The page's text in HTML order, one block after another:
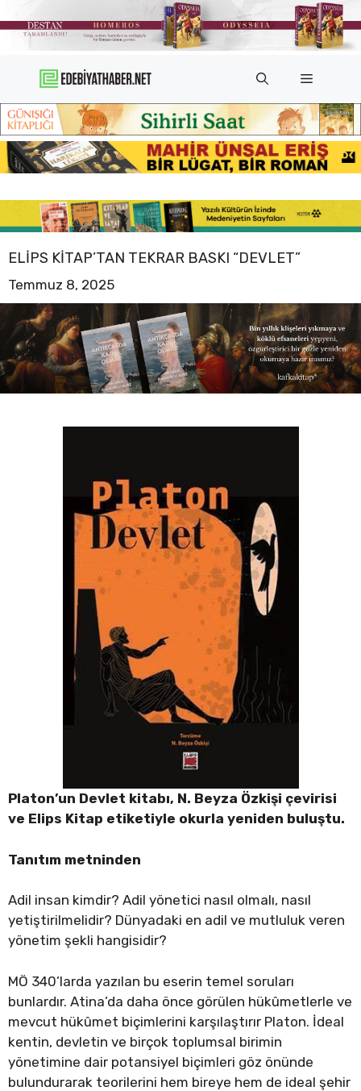
atla
Menü
ELIPS KITAP’TAN TEKRAR BASKI “DEVLET”
Temmuz 8, 2025
Platon’un Devlet kitabı, N. Beyza Özkişi çevirisi
ve Elips Kitap etiketiyle okurla yeniden buluştu.
Tanıtım metninden
Adil insan kimdir? Adil yönetici nasıl olmalı, nasıl
yetiştirilmelidir? Dünyadaki en adil ve mutluluk veren
yönetim şekli hangisidir?
MÖ 340’larda yazılan bu eserin temel soruları
bunlardır. Atina’da daha önce görülen hükûmetlerle ve
mevcut hükûmet biçimlerini karşılaştırır Platon. İdeal
kentin, devletin ve birçok toplumsal birimin
yönetimine dair potansiyel biçimleri göz önünde
bulundurarak teorilerini hem bireye hem de ideal şehir